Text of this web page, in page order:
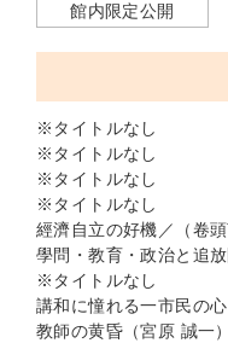
館内限定公開
※タイトルなし
※タイトルなし
※タイトルなし
※タイトルなし
經濟自立の好機／（卷頭
學問・教育・政治と追
※タイトルなし
講和に憧れる一市民の心
教師の黄昏（宮原 誠一）